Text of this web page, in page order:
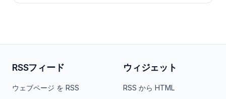
RSSフィード
ウェブページ を RSS
ウィジェット
RSS から HTML